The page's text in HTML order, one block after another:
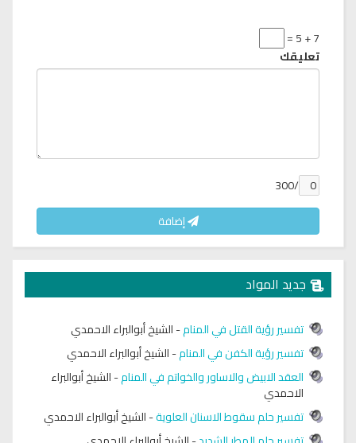
7 + 5 =
تعليقك
/300
إضافة
جديد المواد
تفسير رؤية القتل في المنام-الشيخ أبوالبراء الاحمدي
تفسير رؤية الكفن في المنام-الشيخ أبوالبراء الاحمدي
العقد الابيض والاساور والخواتم في المنام-الشيخ أبوالبراء
الاحمدي
تفسير حلم سقوط الاسنان العلوية-الشيخ أبوالبراء الاحمدي